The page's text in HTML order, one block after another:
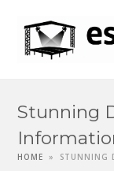
Stunning
HOME » STUNNING